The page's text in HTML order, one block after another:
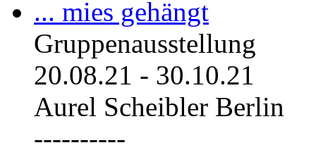
... mies gehängt
Gruppenausstellung
20.08.21 - 30.10.21
Aurel Scheibler Berlin
----------